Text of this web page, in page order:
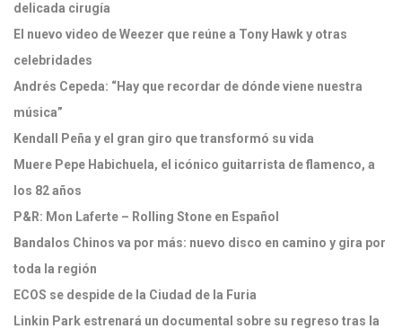
delicada cirugía
El nuevo video de Weezer que reúne a Tony Hawk y otras
celebridades
Andrés Cepeda: “Hay que recordar de dónde viene nuestra
música”
Kendall Peña y el gran giro que transformó su vida
Muere Pepe Habichuela, el icónico guitarrista de flamenco, a
los 82 años
P&R: Mon Laferte – Rolling Stone en Español
Bandalos Chinos va por más: nuevo disco en camino y gira por
toda la región
ECOS se despide de la Ciudad de la Furia
Linkin Park estrenará un documental sobre su regreso tras la